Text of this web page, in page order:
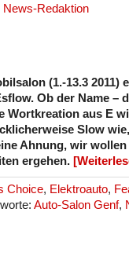
Redaktion
(1.-13.3 2011)
Ob der Name –
Wortkreation aus E
Slow
Ahnung, wir
ergehen.
Choice, Elektroauto,
Auto-Salon Genf,